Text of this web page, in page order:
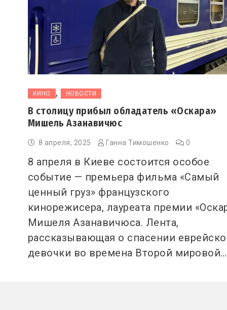
КИНО , НОВОСТИ
В столицу прибыл обладатель «Оскара»
Мишель Азанавичюс
8 апреля, 2025 Ганна Тимошенко 0
8 апреля в Киеве состоится особое
событие — премьера фильма «Самый
ценный груз» французского
кинорежисера, лауреата премии
Мишеля Азанавичюса. Лента,
рассказывающая о спасении
девочки во времена Второй мировой…